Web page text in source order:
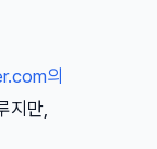
의
지만,